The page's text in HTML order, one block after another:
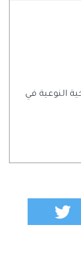
النوعية في